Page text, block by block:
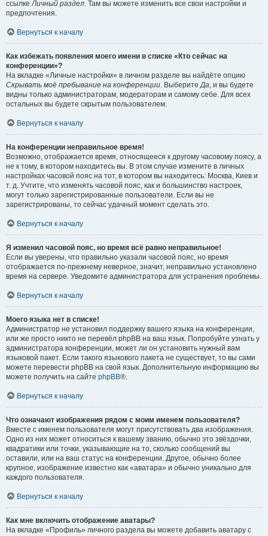
ссылкеЛичный раздел. Там вы можете изменить все свои настройки и
предпочтения.
Вернуться к началу
Как избежать появления моего имени в списке «Кто сейчас на
конференции»?
На вкладке «Личные настройки» в личном разделе вы найдёте опцию
Скрывать моё пребывание на конференции. ВыберитеДа, и вы будете
видны только администраторам, модераторам и самому себе. Для всех
остальных вы будете скрытым пользователем.
Вернуться к началу
На конференции неправильное время!
Возможно, отображается время, относящееся к другому часовому поясу, а
не к тому, в котором находитесь вы. В этом случае измените в личных
настройках часовой пояс на тот, в котором вы находитесь: Москва, Киев и
т. д. Учтите, что изменять часовой пояс, как и большинство настроек,
могут только зарегистрированные пользователи. Если вы не
зарегистрированы, то сейчас удачный момент сделать это.
Вернуться к началу
Я изменил часовой пояс, но время всё равно неправильное!
Если вы уверены, что правильно указали часовой пояс, но время
отображается по-прежнему неверное, значит, неправильно установлено
время на сервере. Уведомите администратора для устранения проблемы.
Вернуться к началу
Моего языка нет в списке!
Администратор не установил поддержку вашего языка на конференции,
или же просто никто не перевёл phpBB на ваш язык. Попробуйте узнать у
администратора конференции, может ли он установить нужный вам
языковой пакет. Если такого языкового пакета не существует, то вы сами
можете перевести phpBB на свой язык. Дополнительную информацию вы
можете получить на сайте phpBB®.
Вернуться к началу
Что означают изображения рядом с моим именем пользователя?
Вместе с именем пользователя могут присутствовать два изображения.
Одно из них может относиться к вашему званию, обычно это звёздочки,
квадратики или точки, указывающие на то, сколько сообщений вы
оставили, или на ваш статус на конференции. Другое, обычно более
крупное, изображение известно как «аватара» и обычно уникально для
каждого пользователя.
Вернуться к началу
Как мне включить отображение аватары?
На вкладке «Профиль» личного раздела вы можете добавить аватару с